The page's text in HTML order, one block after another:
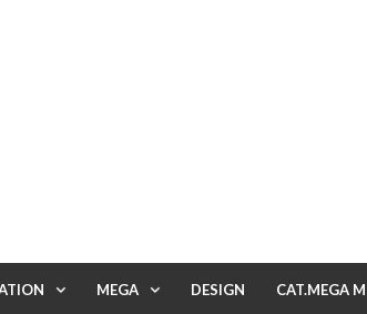
MEGA DESIGN CAT.MEGA